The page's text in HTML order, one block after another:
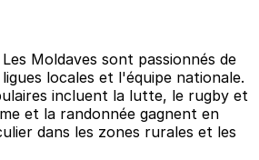
Moldaves sont passionnés de
locales et l'équipe nationale.
incluent la lutte, le rugby et
et la randonnée gagnent en
dans les zones rurales et les